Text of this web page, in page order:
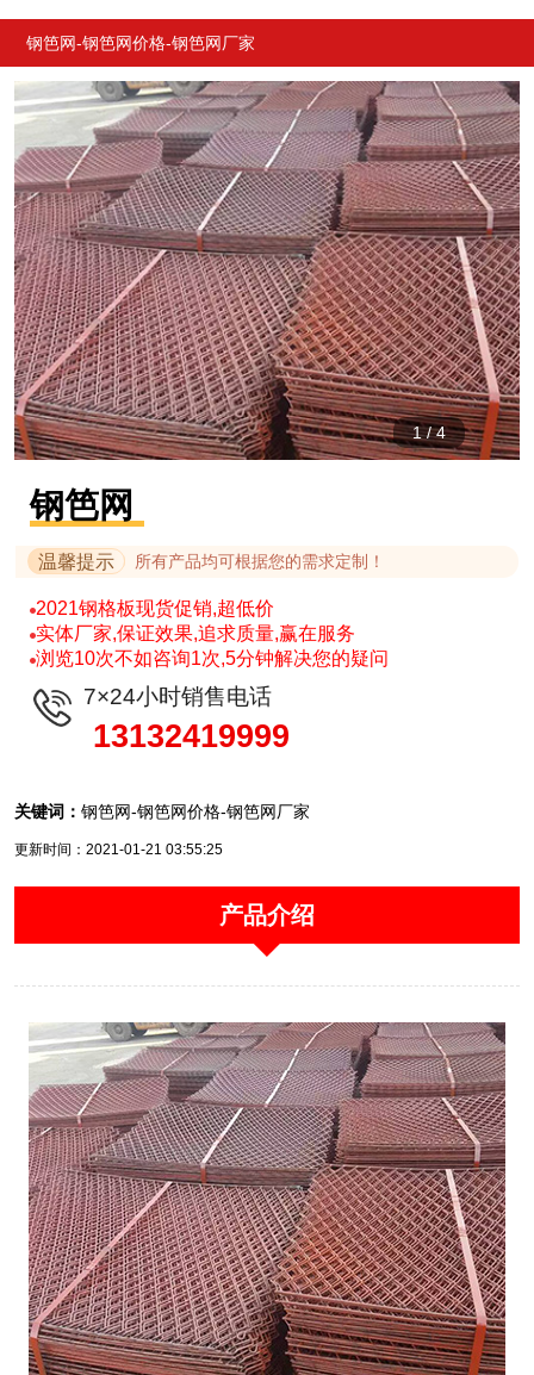
钢笆网-钢笆网价格-钢笆网厂家
产品 介绍 详情 推荐
1/4
钢笆网
温馨提示 所有产品均可根据您的需求定制！
2021钢格板现货促销,超低价
实体厂家,保证效果,追求质量,赢在服务
浏览10次不如咨询1次,5分钟解决您的疑问
7×24小时销售电话
13132419999
关键词： 钢笆网-钢笆网价格-钢笆网厂家
更新时间：2021-01-21 03:55:25
产品介绍